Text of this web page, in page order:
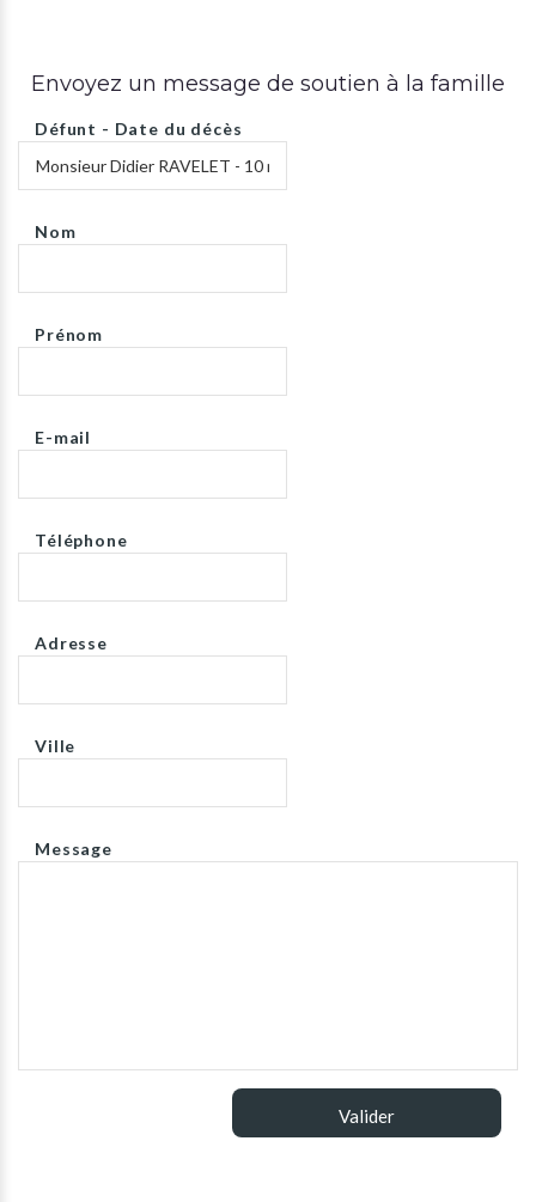
Envoyez un message de soutien à la famille
Défunt - Date du décès
Nom
Prénom
E-mail
Téléphone
Adresse
Ville
Message
Valider